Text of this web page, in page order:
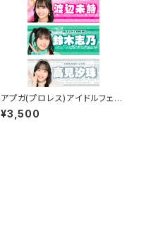
アプガ(プロレス)アイドルフェイ
スタオル2026ver.
¥3,500